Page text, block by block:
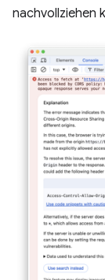
nachvollziehen